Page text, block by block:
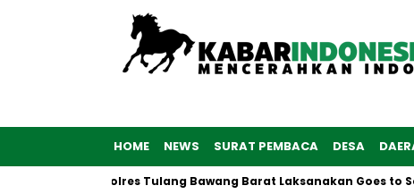
HOME NEWS SURAT PEMBACA DESA
ke-76, Polwan Polres Tulang Bawang Barat Laksanakan Goes to